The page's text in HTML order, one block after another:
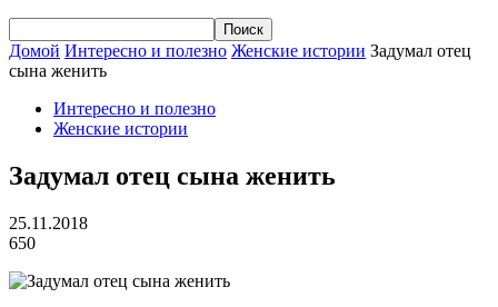
Домой Интересно и полезно Женские истории Задумал отец
сына женить
Интересно и полезно
Женские истории
Задумал отец сына женить
25.11.2018
650